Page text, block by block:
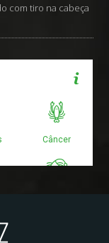
com tiro na cabeça